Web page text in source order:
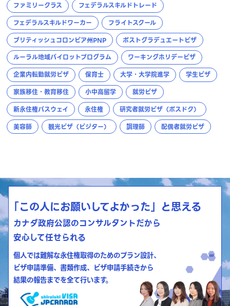
ファミリークラス
フェデラルスキルドトレード
フェデラルスキルドワーカー
フライトスクール
ブリティッシュコロンビア州PNP
ポストグラデュエートビザ
ルーラル地域パイロットプログラム
ワーキングホリデービザ
企業内転勤就労ビザ
保育士 大学・大学院進学
学生ビザ
家族移住・教育移住
小中高留学
就労ビザ
新永住権パスウェイ
永住権
研究者就労ビザ（ポスドク）
美容師
観光ビザ（ビジター） 調理師 配偶者就労ビザ
「この人にお願いしてよかった」と思える
カナダ政府公認のコンサルタントだから
安心して任せられる
個人では難解な永住権取得のためのプラン設計、
ビザ申請準備、書類作成、ビザ申請手続きから
結果の報告までを全て行います。